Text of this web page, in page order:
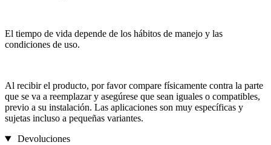
El tiempo de vida depende de los hábitos de manejo y las
condiciones de uso.
Al recibir el producto, por favor compare físicamente contra la parte
que se va a reemplazar y asegúrese que sean iguales o compatibles,
previo a su instalación. Las aplicaciones son muy específicas y
sujetas incluso a pequeñas variantes.
Devoluciones